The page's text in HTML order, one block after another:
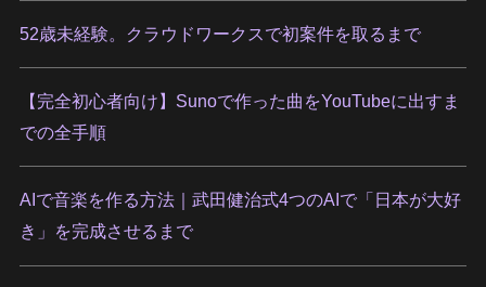
52歳未経験。クラウドワークスで初案件を取るまで
【完全初心者向け】Sunoで作った曲をYouTubeに出すま
での全手順
AIで音楽を作る方法｜武田健治式4つのAIで「日本が大好
き」を完成させるまで